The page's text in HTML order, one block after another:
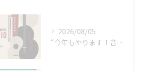
2026/08/05
“今年もやります！音楽イベント♪”